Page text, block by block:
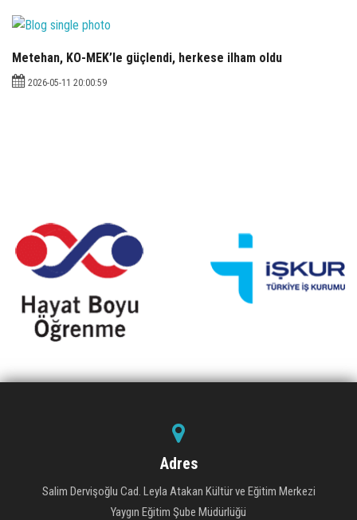
Metehan, KO-MEK’le güçlendi, herkese ilham oldu
2026-05-11 20:00:59
Adres
Salim Dervişoğlu Cad. Leyla Atakan Kültür ve Eğitim Merkezi
Yaygın Eğitim Şube Müdürlüğü